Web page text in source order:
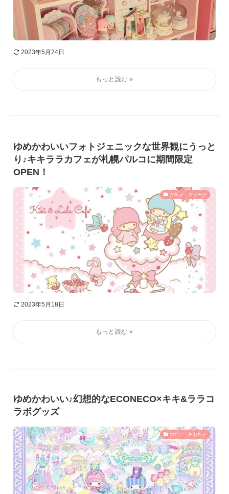
2023年5月24日
ゆめかわいいフォトジェニックな世界観にうっと
り♪キキララカフェが札幌パルコに期間限定
OPEN！
グルメ・スイーツ
2023年5月18日
ゆめかわいい♪幻想的なECONECO×キキ&ララコ
ラボグッズ
ホビー・おもちゃ